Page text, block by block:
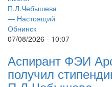
07/08/2026 - 10:07
Аспирант ФЭИ
получил